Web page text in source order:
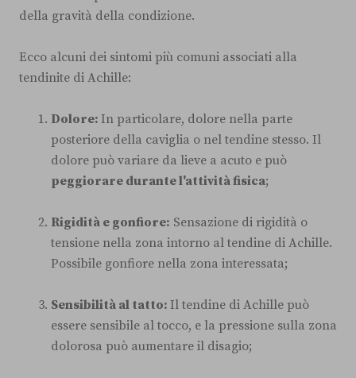
della gravità della condizione.
Ecco alcuni dei sintomi più comuni associati alla
tendinite di Achille:
Dolore: In particolare, dolore nella parte
posteriore della caviglia o nel tendine stesso. Il
dolore può variare da lieve a acuto e può
peggiorare durante l'attività fisica;
Rigidità e gonfiore: Sensazione di rigidità o
tensione nella zona intorno al tendine di Achille.
Possibile gonfiore nella zona interessata;
Sensibilità al tatto: Il tendine di Achille può
essere sensibile al tocco, e la pressione sulla zona
dolorosa può aumentare il disagio;